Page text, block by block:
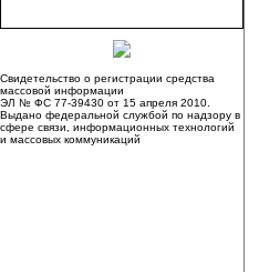
Свидетельство о регистрации средства
массовой информации
ЭЛ № ФС 77-39430 от 15 апреля 2010.
Выдано федеральной службой по надзору в
сфере связи, информационных технологий
и массовых коммуникаций